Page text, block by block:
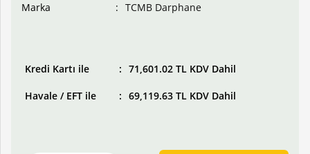
Marka
TCMB Darphane
Kredi Kartı ile 71,601.02 TL KDV Dahil
Havale / EFT ile 69,119.63 TL KDV Dahil